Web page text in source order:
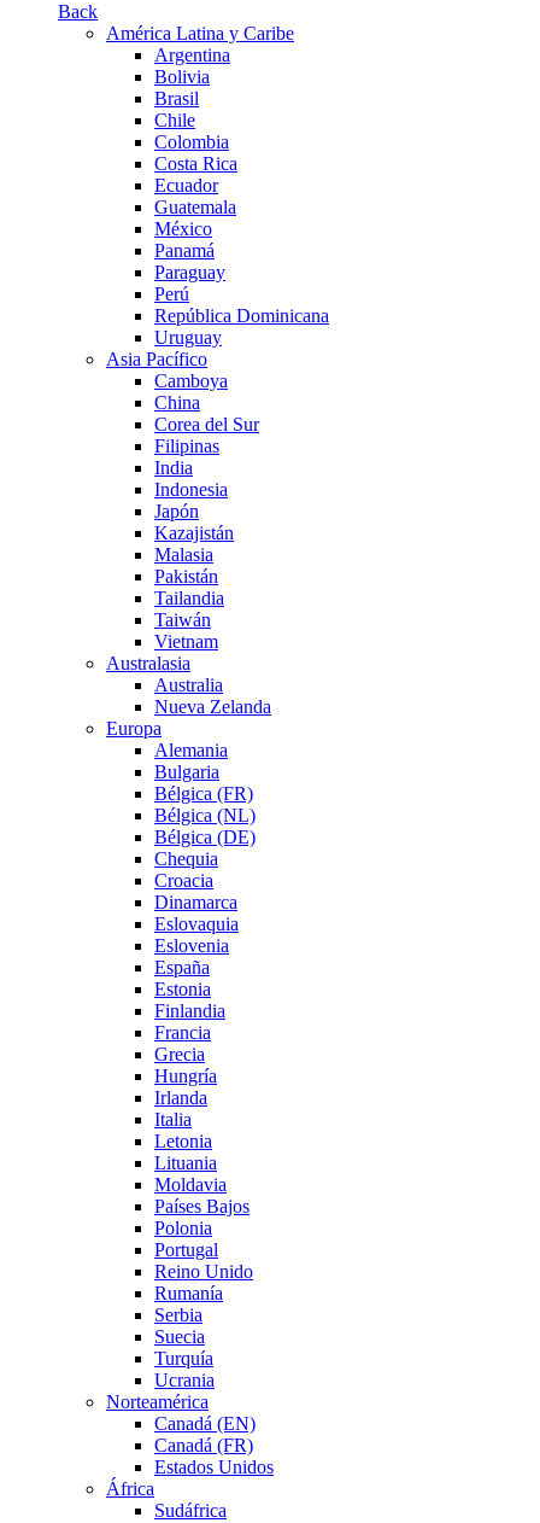
Back
América Latina y Caribe
Argentina
Bolivia
Brasil
Chile
Colombia
Costa Rica
Ecuador
Guatemala
México
Panamá
Paraguay
Perú
República Dominicana
Uruguay
Asia Pacífico
Camboya
China
Corea del Sur
Filipinas
India
Indonesia
Japón
Kazajistán
Malasia
Pakistán
Tailandia
Taiwán
Vietnam
Australasia
Australia
Nueva Zelanda
Europa
Alemania
Bulgaria
Bélgica (FR)
Bélgica (NL)
Bélgica (DE)
Chequia
Croacia
Dinamarca
Eslovaquia
Eslovenia
España
Estonia
Finlandia
Francia
Grecia
Hungría
Irlanda
Italia
Letonia
Lituania
Moldavia
Países Bajos
Polonia
Portugal
Reino Unido
Rumanía
Serbia
Suecia
Turquía
Ucrania
Norteamérica
Canadá (EN)
Canadá (FR)
Estados Unidos
África
Sudáfrica